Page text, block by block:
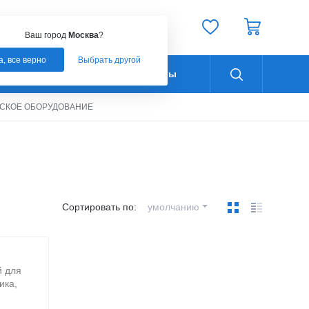
Ваш город Москва?
все верно Выбрать другой
Оплата Контакты
ОБОРУДОВАНИЕ
Сортировать по: умолчанию